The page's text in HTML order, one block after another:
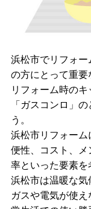
浜松市でリフォー
の方にとって重要
リフォーム時の
「ガスコンロ」
う。
浜松市リフォー
便性、コスト、
率といった要素を
浜松市は温暖な気
ガスや電気が使